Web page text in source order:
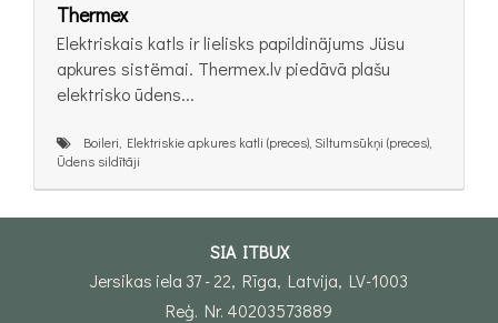
Thermex
Elektriskais katls ir lielisks papildinäjums Jüsu
apkures sistëmai. Thermex.lv piedāvā plašu
elektrisko ūdens...
Boileri, Elektriskie apkures katli (preces), Siltumsūkņi (preces),
Ūdens sildītāji
SIA ITBUX
Jersikas iela 37 - 22, Rīga, Latvija, LV-1003
Reģ. Nr. 40203573889